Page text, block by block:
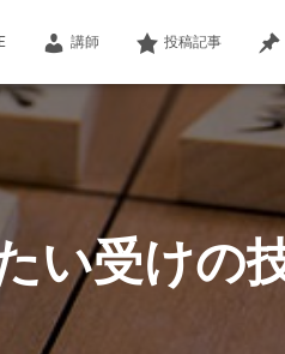
講師 投稿記事
い受けの